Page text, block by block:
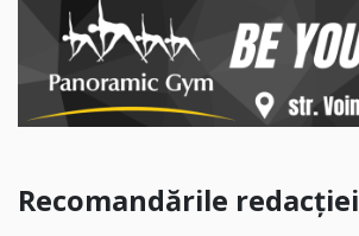
Recomandările redacției